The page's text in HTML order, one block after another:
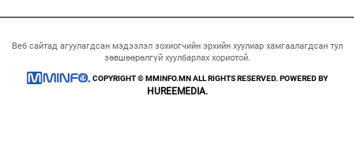
Веб сайтад агуулагдсан мэдээлэл зохиогчийн эрхийн хуулиар хамгаалагдсан тул
зөвшөөрөлгүй хуулбарлах хориотой.
COPYRIGHT © MMINFO.MN ALL RIGHTS RESERVED. POWERED BY
HUREEMEDIA.